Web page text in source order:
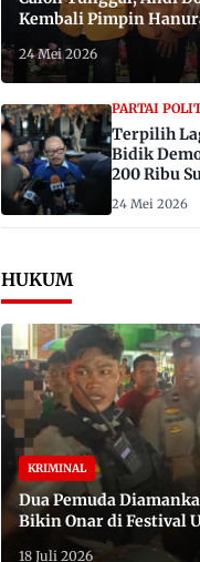
Kembali Pimpin
24 Mei 2026
PARTAI
Terpilih
Bidik
200 Ribu
2029
24 Mei 2026
HUKUM
KRIMINAL
Dua Pemuda
Bikin Onar di Festival
Satu Bawa Badik
18 Juli 2026